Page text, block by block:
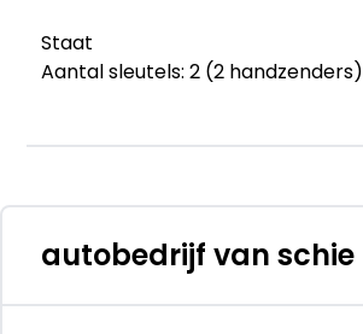
Staat
Aantal sleutels: 2 (2 handzenders)
Garantie
BOVAG 40-Puntencheck: Ja
BOVAG Afleverbeurt: Ja
autobedrijf van schie